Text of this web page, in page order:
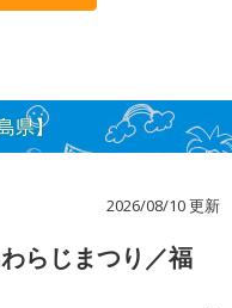
県】
2026/08/10 更新
らじまつり／福